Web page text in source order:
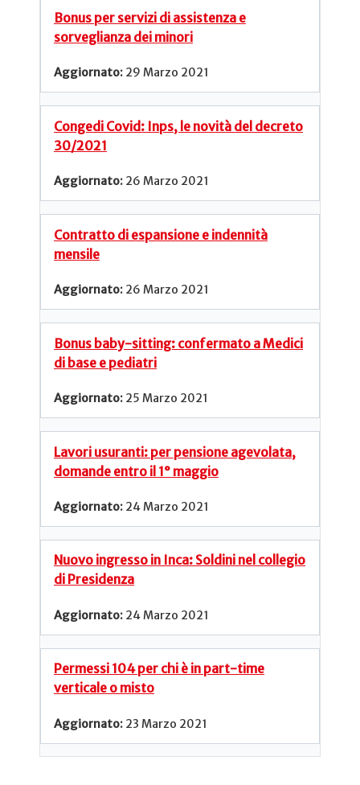
Bonus per servizi di assistenza e
sorveglianza dei minori
29 Marzo 2021
Congedi Covid: Inps, le novità del decreto
30/2021
26 Marzo 2021
Contratto di espansione e indennità
mensile
26 Marzo 2021
Bonus baby-sitting: confermato a Medici
di base e pediatri
25 Marzo 2021
Lavori usuranti: per pensione agevolata,
domande entro il 1° maggio
24 Marzo 2021
Nuovo ingresso in Inca: Soldini nel collegio
di Presidenza
24 Marzo 2021
Permessi 104 per chi è in part-time
verticale o misto
23 Marzo 2021